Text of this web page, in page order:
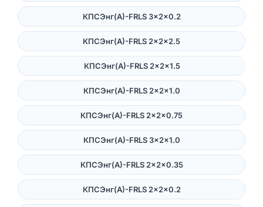
КПСЭнг(А)-FRLS 3×2×0.2
КПСЭнг(А)-FRLS 2×2×2.5
КПСЭнг(А)-FRLS 2×2×1.5
КПСЭнг(А)-FRLS 2×2×1.0
КПСЭнг(А)-FRLS 2×2×0.75
КПСЭнг(А)-FRLS 3×2×1.0
КПСЭнг(А)-FRLS 2×2×0.35
КПСЭнг(А)-FRLS 2×2×0.2